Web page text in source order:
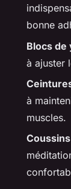
bonne
Blocs de
à ajuster
à
muscles.